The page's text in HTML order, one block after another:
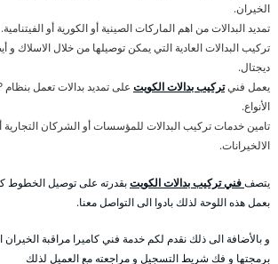
الخيران.
تمديد البدالات من اهم الماركات الصينية أو الكورية أو الفيتنامية.
تركيب البدالات العادية التي يمكن توصيلها من خلال الاسلاك و
ديجتال.
يعمل فنيتركيب بدالات الكويت
الأنواع.
تامين خدمات تركيب البدالات للمؤسسات أو الشركان التجارية
الالخيرانات.
يتصففني تركيب بدالات الكويتبقدرته على توصيل الخطوط
بعمل هذه اللوحة لذلك بادوا الى التواصل معنا.
و بالأضافة الى ذلك نقدم لكم خدمة فني كاميرا مراقبة
برمجتها و فك شريط التسجيل و مراجعته مع العميل لذلك